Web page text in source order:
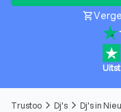
shopping_cart
Trustoo arrow_forward_ios Dj's arrow_forward_ios Dj's in